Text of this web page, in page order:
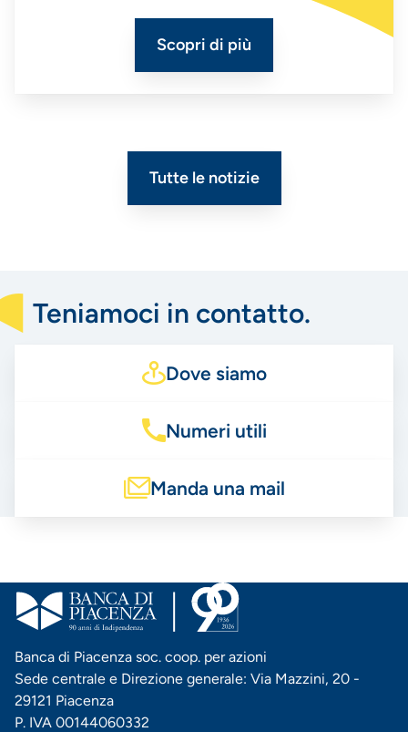
Scopri di più
Tutte le notizie
Teniamoci in contatto.
Dove siamo
Numeri utili
Manda una mail
Banca di Piacenza soc. coop. per azioni
Sede centrale e Direzione generale: Via Mazzini, 20 -
29121 Piacenza
P. IVA 00144060332